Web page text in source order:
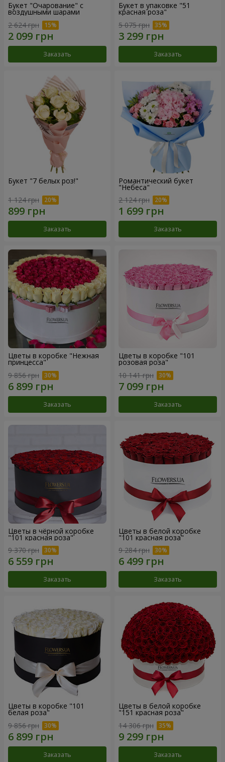
Букет "Очарование" с
воздушными шарами
2 624 грн
Заказать
Букет в упаковке "51
красная роза"
5 075 грн
Заказать
Букет "7 белых роз!"
1 124 грн
Заказать
Романтический букет
"Небеса"
2 124 грн
Заказать
Цветы в коробке "Нежная
принцесса"
9 856 грн
Заказать
Цветы в коробке "101
розовая роза"
10 141 грн
Заказать
Цветы в чёрной коробке
"101 красная роза"
9 370 грн
Заказать
Цветы в белой коробке
"101 красная роза"
9 284 грн
Заказать
Цветы в коробке "101
белая роза"
9 856 грн
Заказать
Цветы в белой коробке
"151 красная роза"
14 306 грн
Заказать